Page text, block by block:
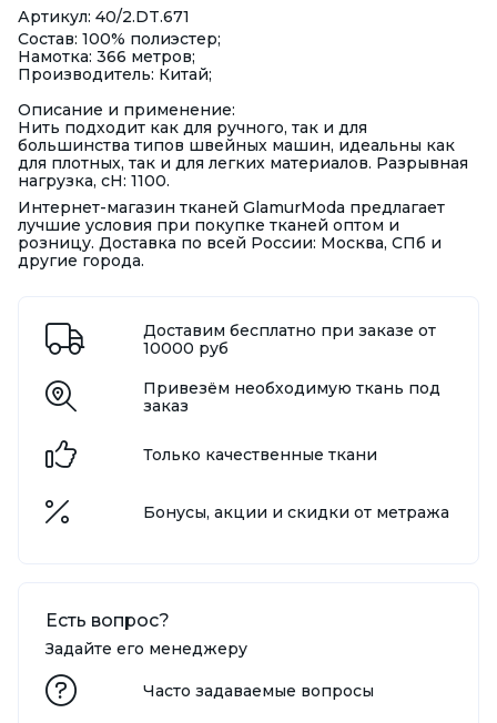
Артикул: 40/2.DT.671
Состав: 100% полиэстер;
Намотка: 366 метров;
Производитель: Китай;
Описание и применение:
Нить подходит как для ручного, так и для
большинства типов швейных машин, идеальны как
для плотных, так и для легких материалов. Разрывная
нагрузка, сН: 1100.
Интернет-магазин тканей GlamurModa предлагает
лучшие условия при покупке тканей оптом и
розницу. Доставка по всей России: Москва, СПб и
другие города.
Доставим бесплатно при заказе от
10000 руб
Привезём необходимую ткань под
заказ
Только качественные ткани
Бонусы, акции и скидки от метража
Есть вопрос?
Задайте его менеджеру
Часто задаваемые вопросы